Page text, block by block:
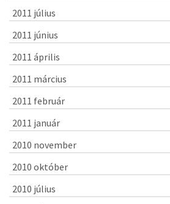
2011 július
2011 június
2011 április
2011 március
2011 február
2011 január
2010 november
2010 október
2010 július